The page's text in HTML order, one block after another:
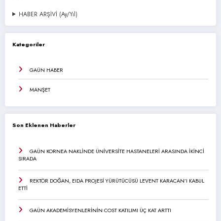
HABER ARŞİVİ (Ay/Yıl)
Kategoriler
GAÜN HABER
MANŞET
Son Eklenen Haberler
GAÜN KORNEA NAKLİNDE ÜNİVERSİTE HASTANELERİ ARASINDA İKİNCİ
SIRADA
REKTÖR DOĞAN, EIDA PROJESİ YÜRÜTÜCÜSÜ LEVENT KARACAN’I KABUL
ETTİ
GAÜN AKADEMİSYENLERİNİN COST KATILIMI ÜÇ KAT ARTTI